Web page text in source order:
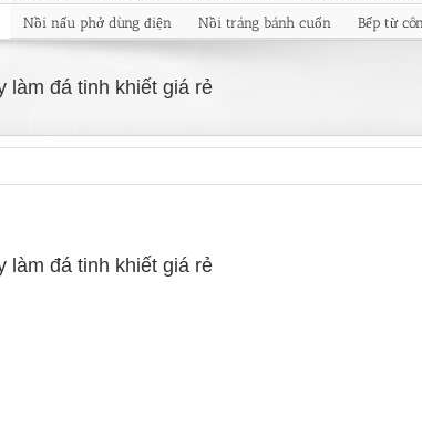
Nồi nấu phở dùng điện Nồi tráng bánh cuốn Bếp từ
làm đá tinh khiết giá rẻ
làm đá tinh khiết giá rẻ